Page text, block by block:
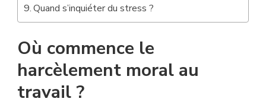
Quand s’inquiéter du stress ?
Où commence le
harcèlement moral au
travail ?